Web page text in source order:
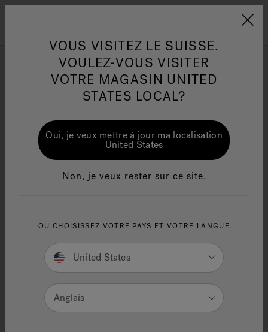
Jacuzzi&reg; EMEA
Jacuzzi® Sensational
Wellness™
One Page
Résultats de la recherche
Products Articles
We are sorry, but no results were found for:
SEARCH TIPS:
Double-check the spelling.
Use general product term(s) or fewer keywords.
Try searching for an item that is less specific
and refine results.
If you are looking for a specific item from a
promotion or ad, enter the search term or
VOUS VISITEZ LE SUISSE.
VOULEZ-VOUS VISITER
VOTRE MAGASIN UNITED
STATES LOCAL?
Oui, je veux mettre à jour ma localisation
United States
Non, je veux rester sur ce site.
OU CHOISISSEZ VOTRE PAYS ET VOTRE LANGUE
United States
Anglais